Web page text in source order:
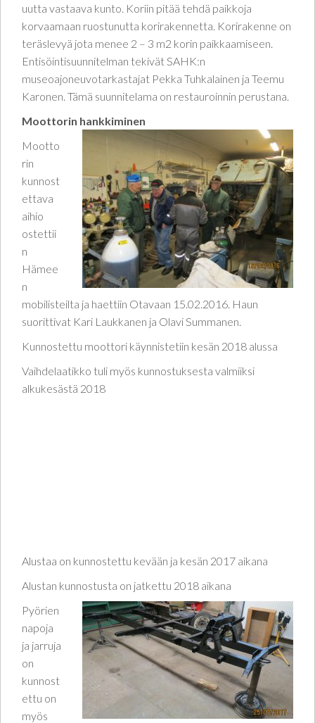
uutta vastaava kunto. Koriin pitää tehdä paikkoja
korvaamaan ruostunutta korirakennetta. Korirakenne on
teräslevyä jota menee 2 – 3 m2 korin paikkaamiseen.
Entisöintisuunnitelman tekivät SAHK:n
museoajoneuvotarkastajat Pekka Tuhkalainen ja Teemu
Karonen. Tämä suunnitelama on restauroinnin perustana.
Moottorin hankkiminen
Mootto
rin
kunnost
ettava
aihio
ostettii
n
Hämee
n
mobilisteilta ja haettiin Otavaan 15.02.2016. Haun
suorittivat Kari Laukkanen ja Olavi Summanen.
Kunnostettu moottori käynnistetiin kesän 2018 alussa
Vaihdelaatikko tuli myös kunnostuksesta valmiiksi
alkukesästä 2018
Alustaa on kunnostettu kevään ja kesän 2017 aikana
Alustan kunnostusta on jatkettu 2018 aikana
Pyörien
napoja
ja jarruja
on
kunnost
ettu on
myös